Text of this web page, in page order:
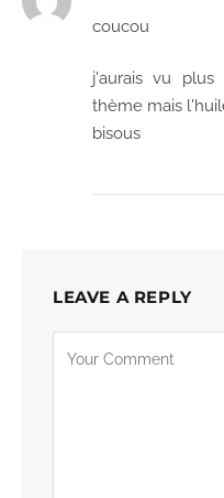
coucou
j'aurais vu
thème mais
bisous
LEAVE A REPLY